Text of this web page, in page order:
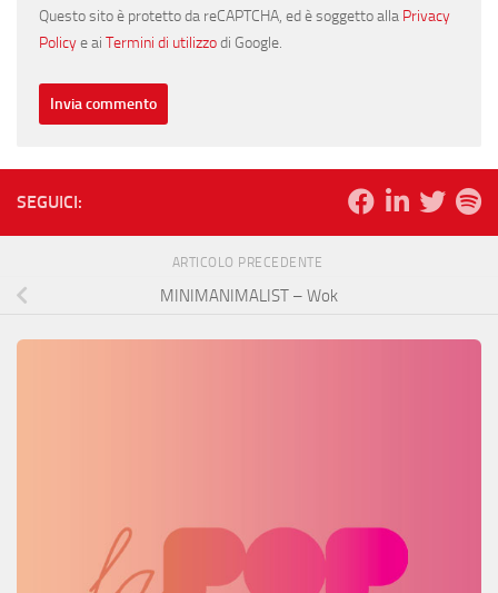
Questo sito è protetto da reCAPTCHA, ed è soggetto alla Privacy
Policye ai Termini di utilizzodi Google.
SEGUICI:
ARTICOLO PRECEDENTE
MINIMANIMALIST – Wok